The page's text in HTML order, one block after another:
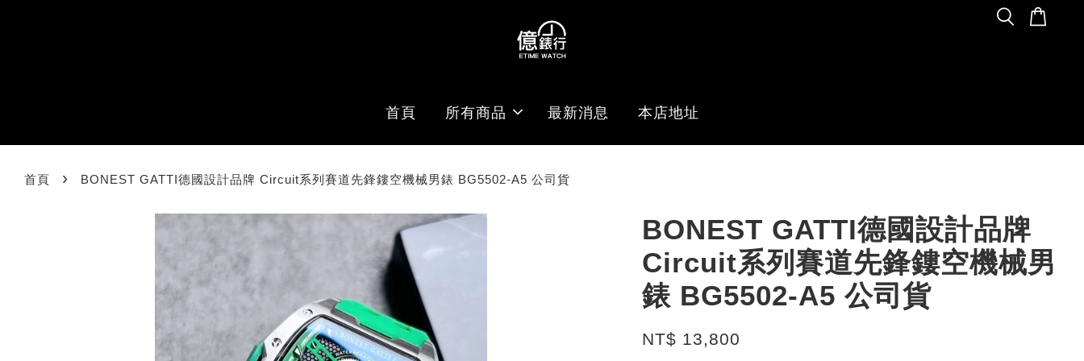
首頁 所有商品 最新消息 本店地址
首頁 › BONEST GATTI德國設計品牌 Circuit系列賽道先鋒鏤空機械男錶 BG5502-A5 公司貨
BONEST GATTI德國設計品牌
Circuit系列賽道先鋒鏤空機械男
錶 BG5502-A5 公司貨
NT$ 13,800